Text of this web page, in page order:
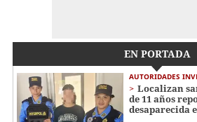
EN PORTADA
AUTORIDADES
Localizan
de 11 años
desaparecida